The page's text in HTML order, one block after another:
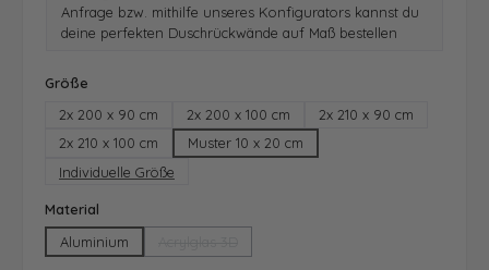
Anfrage bzw. mithilfe unseres Konfigurators kannst du
deine perfekten Duschrückwände auf Maß bestellen
Größe
2x 200 x 90 cm
2x 200 x 100 cm
2x 210 x 90 cm
2x 210 x 100 cm
Muster 10 x 20 cm
Individuelle Größe
Material
Aluminium